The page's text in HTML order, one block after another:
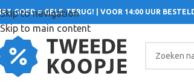
Skip to navigation
Skip to main content
GOED = GELD TERUG! | VOOR 14:00 UUR